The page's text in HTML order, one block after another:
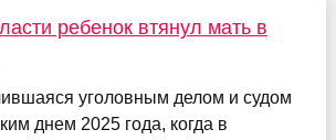
ребенок втянул мать в
уголовным делом и судом
днем 2025 года, когда в